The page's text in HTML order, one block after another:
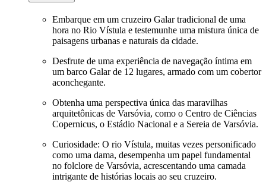
Embarque em um cruzeiro Galar tradicional de uma
hora no Rio Vístula e testemunhe uma mistura única de
paisagens urbanas e naturais da cidade.
Desfrute de uma experiência de navegação íntima em
um barco Galar de 12 lugares, armado com um cobertor
aconchegante.
Obtenha uma perspectiva única das maravilhas
arquitetônicas de Varsóvia, como o Centro de Ciências
Copernicus, o Estádio Nacional e a Sereia de Varsóvia.
Curiosidade: O rio Vístula, muitas vezes personificado
como uma dama, desempenha um papel fundamental
no folclore de Varsóvia, acrescentando uma camada
intrigante de histórias locais ao seu cruzeiro.